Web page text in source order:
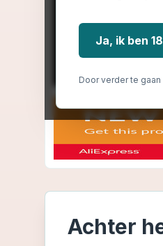
Ja, ik ben
Door verder te
Achter